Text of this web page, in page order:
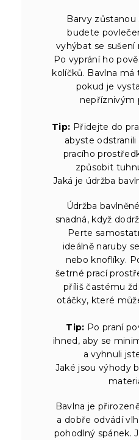
Barvy zůstanou
budete
vyhýbat se sušení
Po vyprání ho
kolíčků. Bavlna
pokud je
nepříznivým
Tip: Přidejte do
abyste
pracího
způsobit
Jaká je údržba
Údržba
snadná, když
Perte
ideálně naruby
nebo knoflíky.
šetrné prací
příliš častému
otáčky, které
Tip: Po praní
ihned, aby se
a vyhnuli
Jaké jsou výhody
Bavlna je
a dobře odvádí
pohodlný spánek.